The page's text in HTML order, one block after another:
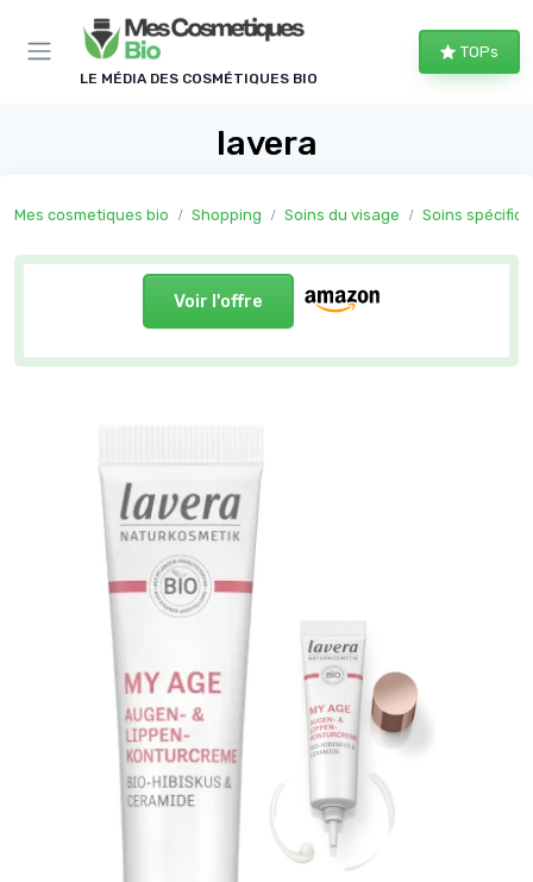
LE MÉDIA DES COSMÉTIQUES BIO
TOPs
lavera
Mes cosmetiques bio Shopping Soins du visage Soins
Voir l'offre
Panneau de gestion des cookies